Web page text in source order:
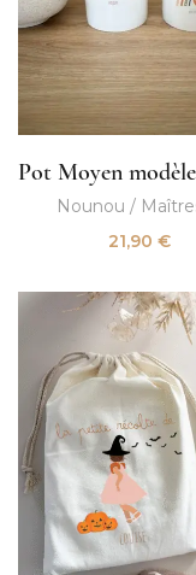
Nounou /
21,90 €